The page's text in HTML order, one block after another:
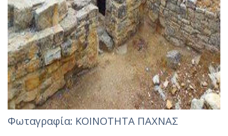
Φωταγραφία: ΚΟΙΝΟΤΗΤΑ ΠΑΧΝΑΣ